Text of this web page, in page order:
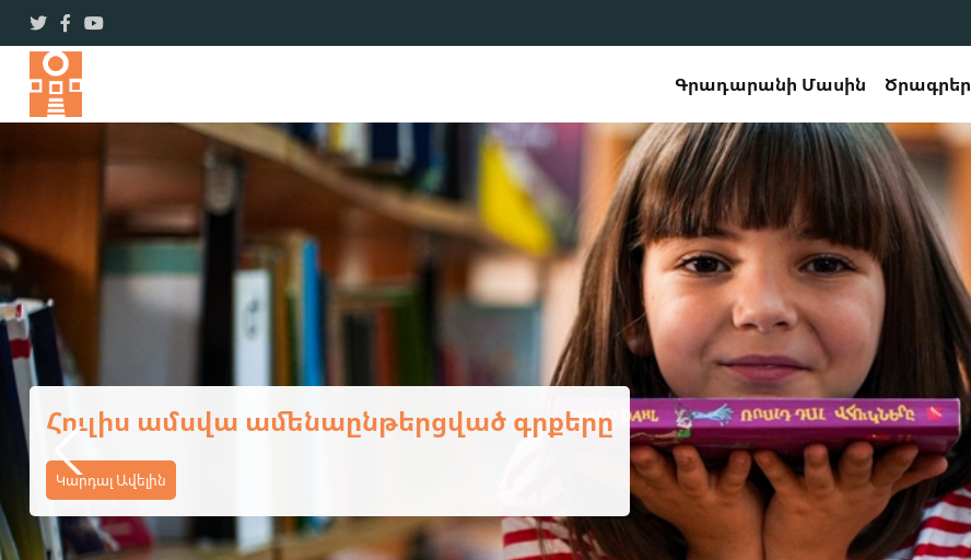
Գրադարանի Մասին Ծրագրեր
Ամառային օրեր՝ լի ընթերցանությամբ ու բացահայտումներով
Կարդալ Ավելին